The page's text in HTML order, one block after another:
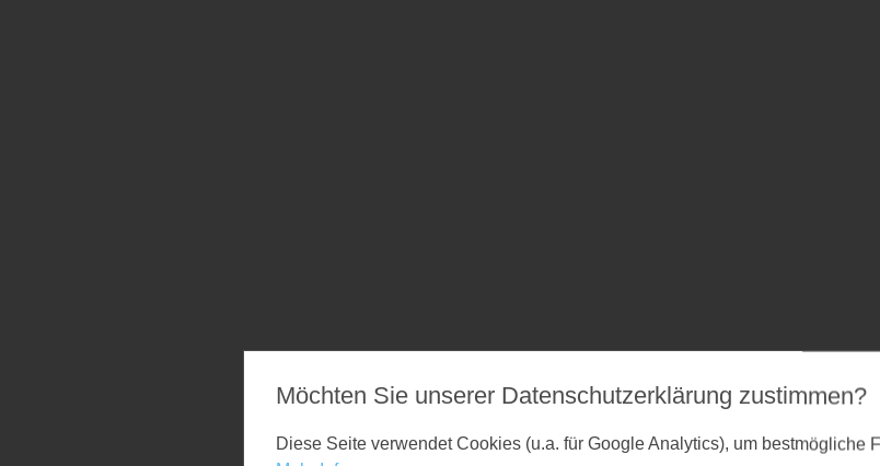
Möchten Sie unserer Datenschutz­erklärung zustimmen?
Diese Seite verwendet Cookies (u.a. für Google Analytics), um bestmögliche